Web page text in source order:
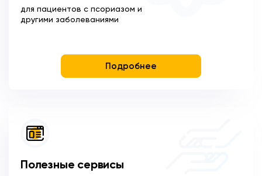
для пациентов с псориазом и
другими заболеваниями
Подробнее
Полезные сервисы